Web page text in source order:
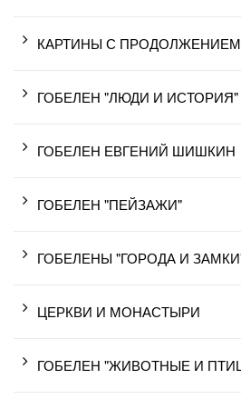
КАРТИНЫ С
ГОБЕЛЕН "ЛЮДИ И ИСТОРИЯ"
ГОБЕЛЕН ЕВГЕНИЙ ШИШКИН
ГОБЕЛЕН "ПЕЙЗАЖИ"
ГОБЕЛЕНЫ "ГОРОДА И
ЦЕРКВИ И МОНАСТЫРИ
ГОБЕЛЕН "ЖИВОТНЫЕ И